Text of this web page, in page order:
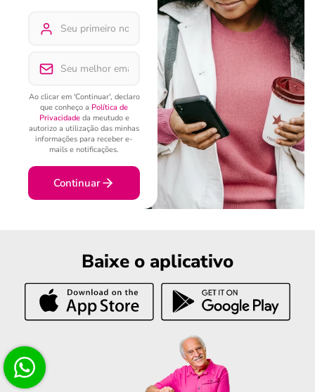
Ao clicar em 'Continuar', declaro
que conheço a Política de
Privacidadeda meutudo e
autorizo a utilização das minhas
informações para receber e-
mails e notificações.
Continuar
Baixe o aplicativo